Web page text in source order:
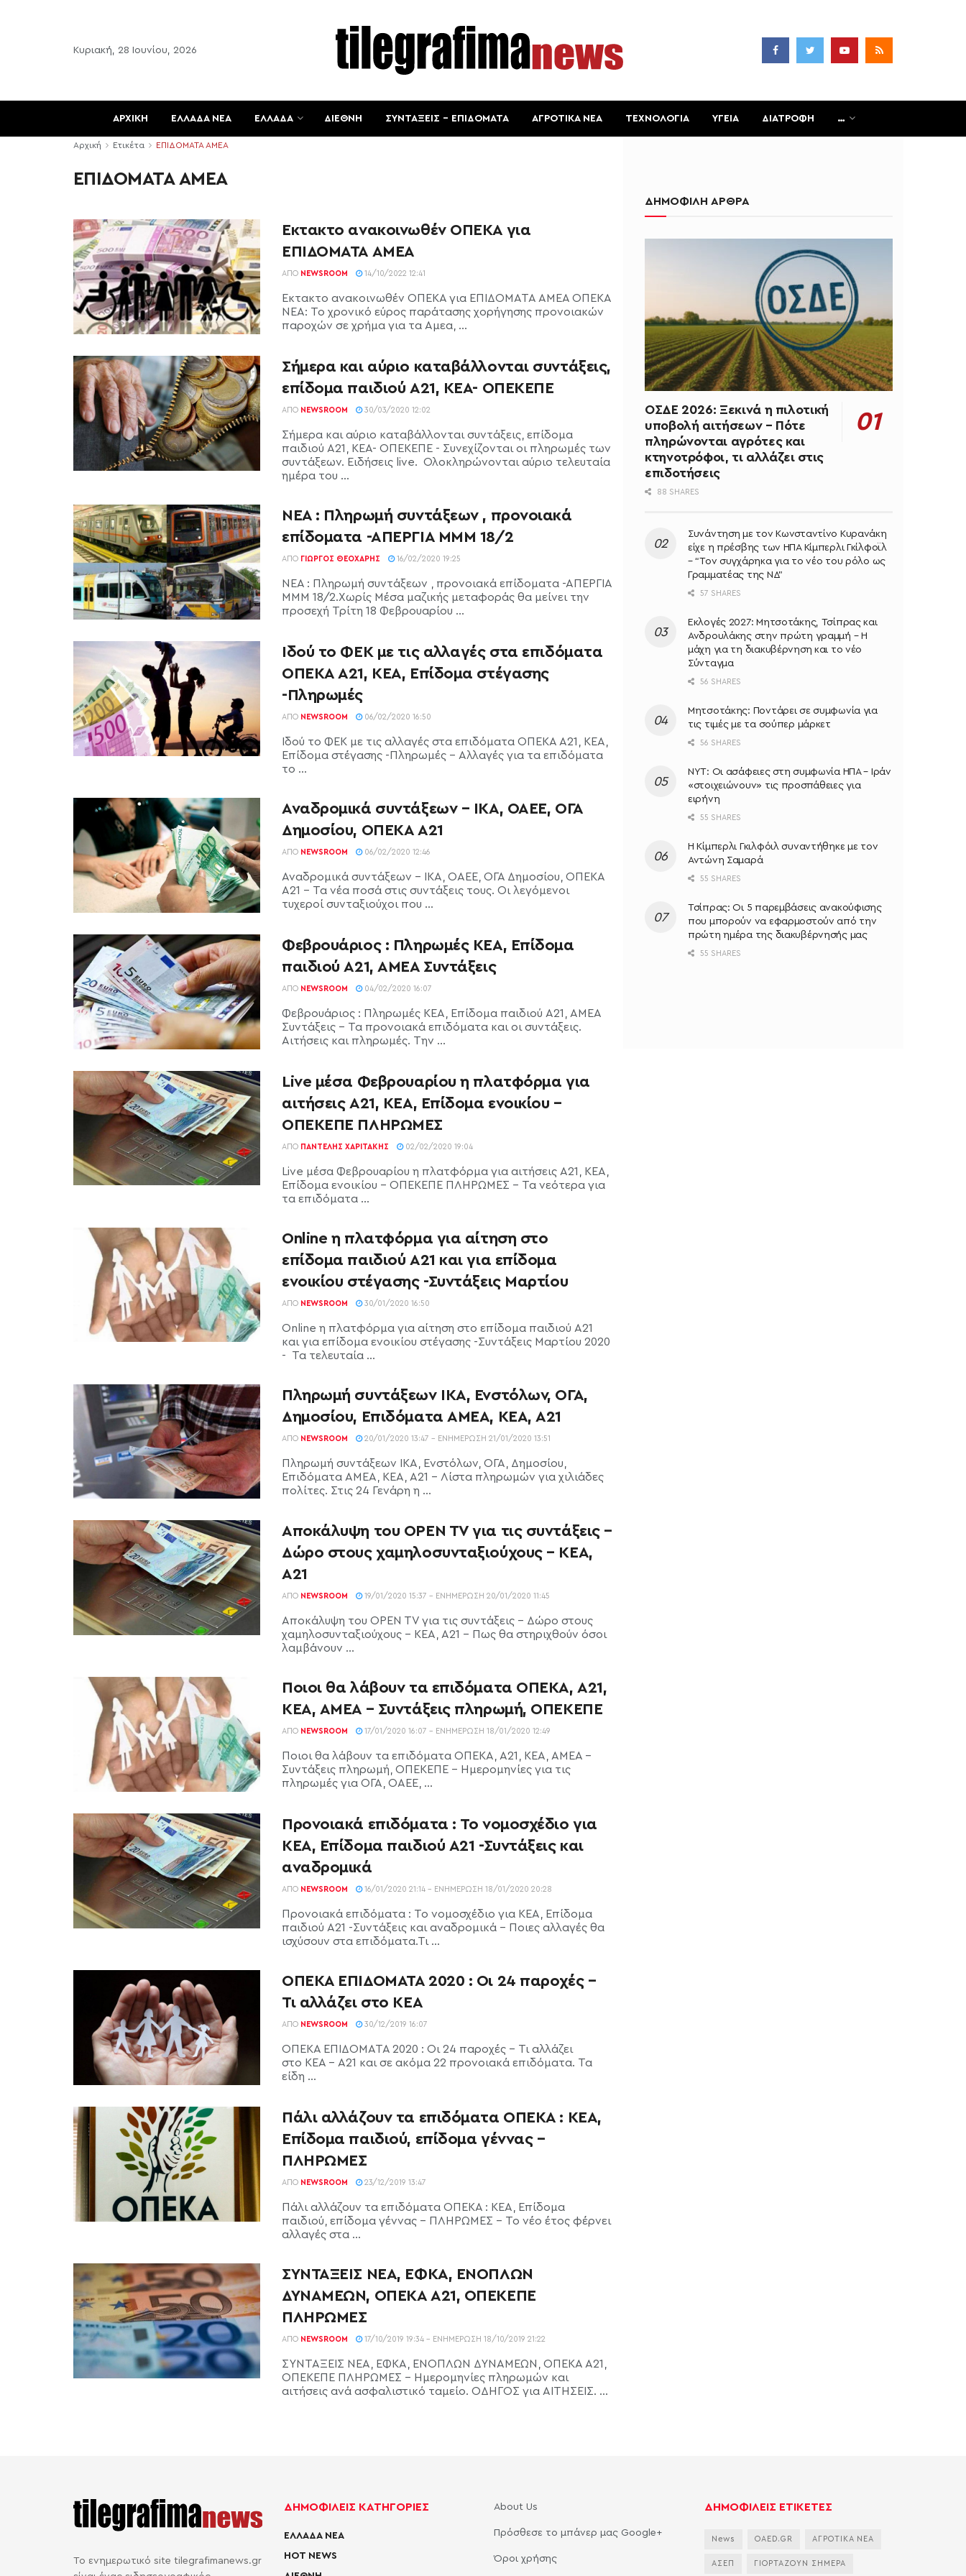
Κυριακή, 28 Ιουνίου, 2026
ΑΡΧΙΚΗ ΕΛΛΑΔΑ ΝΕΑ ΕΛΛΑΔΑ ΔΙΕΘΝΗ ΣΥΝΤΑΞΕΙΣ – ΕΠΙΔΟΜΑΤΑ ΑΓΡΟΤΙΚΑ ΝΕΑ ΤΕΧΝΟΛΟΓΙΑ ΥΓΕΙΑ ΔΙΑΤΡΟΦΗ …
Αρχική Ετικέτα ΕΠΙΔΟΜΑΤΑ ΑΜΕΑ
ΕΠΙΔΟΜΑΤΑ ΑΜΕΑ
Έκτακτο ανακοινωθέν ΟΠΕΚΑ για
ΕΠΙΔΟΜΑΤΑ ΑΜΕΑ
ΑΠΌ NEWSROOM 14/10/2022 12:41
Έκτακτο ανακοινωθέν ΟΠΕΚΑ για ΕΠΙΔΟΜΑΤΑ ΑΜΕΑ ΟΠΕΚΑ
ΝΕΑ: Το χρονικό εύρος παράτασης χορήγησης προνοιακών
παροχών σε χρήμα για τα Αμεα, ...
Σήμερα και αύριο καταβάλλονται συντάξεις,
επίδομα παιδιού Α21, ΚΕΑ- ΟΠΕΚΕΠΕ
ΑΠΌ NEWSROOM 30/03/2020 12:02
Σήμερα και αύριο καταβάλλονται συντάξεις, επίδομα
παιδιού Α21, ΚΕΑ- ΟΠΕΚΕΠΕ - Συνεχίζονται οι πληρωμές των
συντάξεων. Ειδήσεις live. Ολοκληρώνονται αύριο τελευταία
ημέρα του ...
ΝΕΑ : Πληρωμή συντάξεων , προνοιακά
επίδοματα -ΑΠΕΡΓΙΑ ΜΜΜ 18/2
ΑΠΌ ΓΙΏΡΓΟΣ ΘΕΟΧΆΡΗΣ 16/02/2020 19:25
ΝΕΑ : Πληρωμή συντάξεων , προνοιακά επίδοματα -ΑΠΕΡΓΙΑ
ΜΜΜ 18/2.Χωρίς Μέσα μαζικής μεταφοράς θα μείνει την
προσεχή Τρίτη 18 Φεβρουαρίου ...
Ιδού το ΦΕΚ με τις αλλαγές στα επιδόματα
ΟΠΕΚΑ Α21, ΚΕΑ, Επίδομα στέγασης
-Πληρωμές
ΑΠΌ NEWSROOM 06/02/2020 16:50
Ιδού το ΦΕΚ με τις αλλαγές στα επιδόματα ΟΠΕΚΑ Α21, ΚΕΑ,
Επίδομα στέγασης -Πληρωμές - Αλλαγές για τα επιδόματα
το ...
Αναδρομικά συντάξεων – ΙΚΑ, ΟΑΕΕ, ΟΓΑ
Δημοσίου, ΟΠΕΚΑ Α21
ΑΠΌ NEWSROOM 06/02/2020 12:46
Αναδρομικά συντάξεων - ΙΚΑ, ΟΑΕΕ, ΟΓΑ Δημοσίου, ΟΠΕΚΑ
Α21 - Τα νέα ποσά στις συντάξεις τους. Οι λεγόμενοι
τυχεροί συνταξιούχοι που ...
Φεβρουάριος : Πληρωμές ΚΕΑ, Επίδομα
παιδιού Α21, ΑΜΕΑ Συντάξεις
ΑΠΌ NEWSROOM 04/02/2020 16:07
Φεβρουάριος : Πληρωμές ΚΕΑ, Επίδομα παιδιού Α21, ΑΜΕΑ
Συντάξεις - Τα προνοιακά επιδόματα και οι συντάξεις.
Αιτήσεις και πληρωμές. Την ...
Live μέσα Φεβρουαρίου η πλατφόρμα για
αιτήσεις Α21, ΚΕΑ, Επίδομα ενοικίου –
ΟΠΕΚΕΠΕ ΠΛΗΡΩΜΕΣ
ΑΠΌ ΠΑΝΤΕΛΉΣ ΧΑΡΙΤΆΚΗΣ 02/02/2020 19:04
Live μέσα Φεβρουαρίου η πλατφόρμα για αιτήσεις Α21, ΚΕΑ,
Επίδομα ενοικίου - ΟΠΕΚΕΠΕ ΠΛΗΡΩΜΕΣ - Τα νεότερα για
τα επιδόματα ...
Online η πλατφόρμα για αίτηση στο
επίδομα παιδιού Α21 και για επίδομα
ενοικίου στέγασης -Συντάξεις Μαρτίου
ΑΠΌ NEWSROOM 30/01/2020 16:50
Online η πλατφόρμα για αίτηση στο επίδομα παιδιού Α21
και για επίδομα ενοικίου στέγασης -Συντάξεις Μαρτίου 2020
- Τα τελευταία ...
Πληρωμή συντάξεων ΙΚΑ, Ενστόλων, ΟΓΑ,
Δημοσίου, Επιδόματα ΑΜΕΑ, ΚΕΑ, Α21
ΑΠΌ NEWSROOM 20/01/2020 13:47 - ΕΝΗΜΈΡΩΣΗ 21/01/2020 13:51
Πληρωμή συντάξεων ΙΚΑ, Ενστόλων, ΟΓΑ, Δημοσίου,
Επιδόματα ΑΜΕΑ, ΚΕΑ, Α21 - Λίστα πληρωμών για χιλιάδες
πολίτες. Στις 24 Γενάρη η ...
Αποκάλυψη του OPEN TV για τις συντάξεις –
Δώρο στους χαμηλοσυνταξιούχους – ΚΕΑ,
Α21
ΑΠΌ NEWSROOM 19/01/2020 15:37 - ΕΝΗΜΈΡΩΣΗ 20/01/2020 11:45
Αποκάλυψη του OPEN TV για τις συντάξεις - Δώρο στους
χαμηλοσυνταξιούχους - ΚΕΑ, Α21 - Πως θα στηριχθούν όσοι
λαμβάνουν ...
Ποιοι θα λάβουν τα επιδόματα ΟΠΕΚΑ, Α21,
ΚΕΑ, ΑΜΕΑ – Συντάξεις πληρωμή, ΟΠΕΚΕΠΕ
ΑΠΌ NEWSROOM 17/01/2020 16:07 - ΕΝΗΜΈΡΩΣΗ 18/01/2020 12:49
Ποιοι θα λάβουν τα επιδόματα ΟΠΕΚΑ, Α21, ΚΕΑ, ΑΜΕΑ -
Συντάξεις πληρωμή, ΟΠΕΚΕΠΕ - Ημερομηνίες για τις
πληρωμές για ΟΓΑ, ΟΑΕΕ, ...
Προνοιακά επιδόματα : Το νομοσχέδιο για
ΚΕΑ, Επίδομα παιδιού Α21 -Συντάξεις και
αναδρομικά
ΑΠΌ NEWSROOM 16/01/2020 21:14 - ΕΝΗΜΈΡΩΣΗ 18/01/2020 20:28
Προνοιακά επιδόματα : Το νομοσχέδιο για ΚΕΑ, Επίδομα
παιδιού Α21 -Συντάξεις και αναδρομικά - Ποιες αλλαγές θα
ισχύσουν στα επιδόματα.Τι ...
ΟΠΕΚΑ ΕΠΙΔΟΜΑΤΑ 2020 : Οι 24 παροχές –
Τι αλλάζει στο ΚΕΑ
ΑΠΌ NEWSROOM 30/12/2019 16:07
ΟΠΕΚΑ ΕΠΙΔΟΜΑΤΑ 2020 : Οι 24 παροχές - Τι αλλάζει
στο ΚΕΑ - Α21 και σε ακόμα 22 προνοιακά επιδόματα. Τα
είδη ...
Πάλι αλλάζουν τα επιδόματα ΟΠΕΚΑ : ΚΕΑ,
Επίδομα παιδιού, επίδομα γέννας –
ΠΛΗΡΩΜΕΣ
ΑΠΌ NEWSROOM 23/12/2019 13:47
Πάλι αλλάζουν τα επιδόματα ΟΠΕΚΑ : ΚΕΑ, Επίδομα
παιδιού, επίδομα γέννας - ΠΛΗΡΩΜΕΣ - Το νέο έτος φέρνει
αλλαγές στα ...
ΣΥΝΤΑΞΕΙΣ ΝΕΑ, ΕΦΚΑ, ΕΝΟΠΛΩΝ
ΔΥΝΑΜΕΩΝ, ΟΠΕΚΑ Α21, ΟΠΕΚΕΠΕ
ΠΛΗΡΩΜΕΣ
ΑΠΌ NEWSROOM 17/10/2019 19:34 - ΕΝΗΜΈΡΩΣΗ 18/10/2019 21:22
ΣΥΝΤΑΞΕΙΣ ΝΕΑ, ΕΦΚΑ, ΕΝΟΠΛΩΝ ΔΥΝΑΜΕΩΝ, ΟΠΕΚΑ Α21,
ΟΠΕΚΕΠΕ ΠΛΗΡΩΜΕΣ - Ημερομηνίες πληρωμών και
αιτήσεις ανά ασφαλιστικό ταμείο. ΟΔΗΓΟΣ για ΑΙΤΗΣΕΙΣ. ...
ΔΗΜΟΦΙΛΗ ΑΡΘΡΑ
ΟΣΔΕ 2026: Ξεκινά η πιλοτική
υποβολή αιτήσεων – Πότε
πληρώνονται αγρότες και
κτηνοτρόφοι, τι αλλάζει στις
επιδοτήσεις
88 SHARES
Συνάντηση με τον Κωνσταντίνο Κυρανάκη
είχε η πρέσβης των ΗΠΑ Κίμπερλι Γκίλφοϊλ
– “Τον συγχάρηκα για το νέο του ρόλο ως
Γραμματέας της ΝΔ”
57 SHARES
Εκλογές 2027: Μητσοτάκης, Τσίπρας και
Ανδρουλάκης στην πρώτη γραμμή – Η
μάχη για τη διακυβέρνηση και το νέο
Σύνταγμα
56 SHARES
Μητσοτάκης: Ποντάρει σε συμφωνία για
τις τιμές με τα σούπερ μάρκετ
56 SHARES
NYT: Οι ασάφειες στη συμφωνία ΗΠΑ – Ιράν
«στοιχειώνουν» τις προσπάθειες για
ειρήνη
55 SHARES
Η Κίμπερλι Γκιλφόιλ συναντήθηκε με τον
Αντώνη Σαμαρά
55 SHARES
Τσίπρας: Οι 5 παρεμβάσεις ανακούφισης
που μπορούν να εφαρμοστούν από την
πρώτη ημέρα της διακυβέρνησής μας
55 SHARES
Το ενημερωτικό site tilegrafimanews.gr
ΔΗΜΟΦΙΛΕΙΣ ΚΑΤΗΓΟΡΙΕΣ
ΕΛΛΑΔΑ ΝΕΑ
HOT NEWS
About Us
Πρόσθεσε το μπάνερ μας Google+
Όροι χρήσης
ΔΗΜΟΦΙΛΕΙΣ ΕΤΙΚΕΤΕΣ
News OAED.GR ΑΓΡΟΤΙΚΑ ΝΕΑ
ΑΣΕΠ ΓΙΟΡΤΑΖΟΥΝ ΣΗΜΕΡΑ